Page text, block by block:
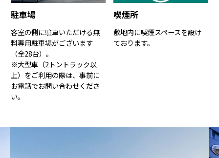
駐車場
客室の側に駐車いただける無
料専用駐車場がございます
（全28台）。
※大型車（2トントラック以
上）をご利用の際は、事前に
お電話でお問い合わせくださ
い。
喫煙所
敷地内に喫煙スペースを設け
ております。